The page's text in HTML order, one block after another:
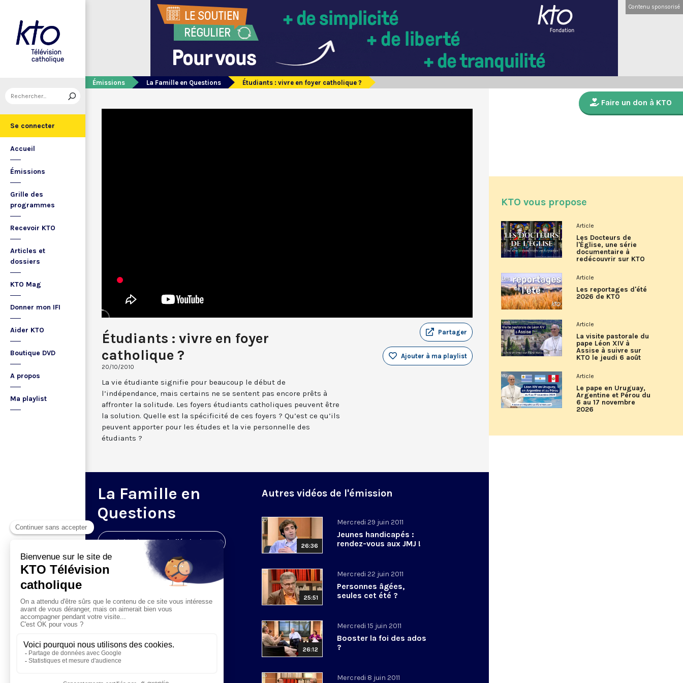
Se connecter
Accueil
Émissions
Grille des
programmes
Recevoir KTO
Articles et
dossiers
KTO Mag
Donner mon IFI
Aider KTO
Boutique DVD
A propos
Ma playlist
Contenu sponsorisé
Émissions La Famille en Questions Étudiants : vivre en foyer catholique ?
Étudiants : vivre en foyer
catholique ?
20/10/2010
Partager
Ajouter à ma playlist
La vie étudiante signifie pour beaucoup le début de
l’indépendance, mais certains ne se sentent pas encore prêts à
affronter la solitude. Les foyers étudiants catholiques peuvent être
la solution. Quelle est la spécificité de ces foyers ? Qu’est ce qu’ils
peuvent apporter pour les études et la vie personnelle des
étudiants ?
La Famille en
Questions
Visiter la page de l'émission
Autres vidéos de l'émission
26:36
Mercredi 29 juin 2011
Jeunes handicapés :
rendez-vous aux JMJ !
25:51
Mercredi 22 juin 2011
Personnes âgées,
seules cet été ?
26:12
Mercredi 15 juin 2011
Booster la foi des ados
?
Mercredi 8 juin 2011
Faire un don à KTO
KTO vous propose
Article
Les Docteurs de
l'Église, une série
documentaire à
redécouvrir sur KTO
Article
Les reportages d'été
2026 de KTO
Article
La visite pastorale du
pape Léon XIV à
Assise à suivre sur
KTO le jeudi 6 août
Article
Le pape en Uruguay,
Argentine et Pérou du
6 au 17 novembre
2026